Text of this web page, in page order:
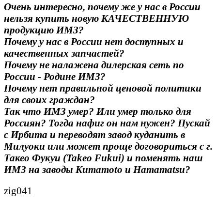
Очень интересно, почему же у нас в России
нельзя купить новую КАЧЕСТВЕННУЮ
продукцию ИМЗ?
Почему у нас в России нет доступных и
качественных запчастей?
Почему не налажена дилерская сеть по
России - Родине ИМЗ?
Почему нет правильной ценовой политики
для своих граждан?
Так что ИМЗ умер? Или умер только для
Россиян? Тогда нафиг он нам нужен? Пускай
с Ирбита и переводят завод куданить в
Милуоки или может проще договориться с г.
Такео Фукуи (Takeo Fukui) и поменять наш
ИМЗ на заводы Kumamoto и Hamamatsu?
zig041